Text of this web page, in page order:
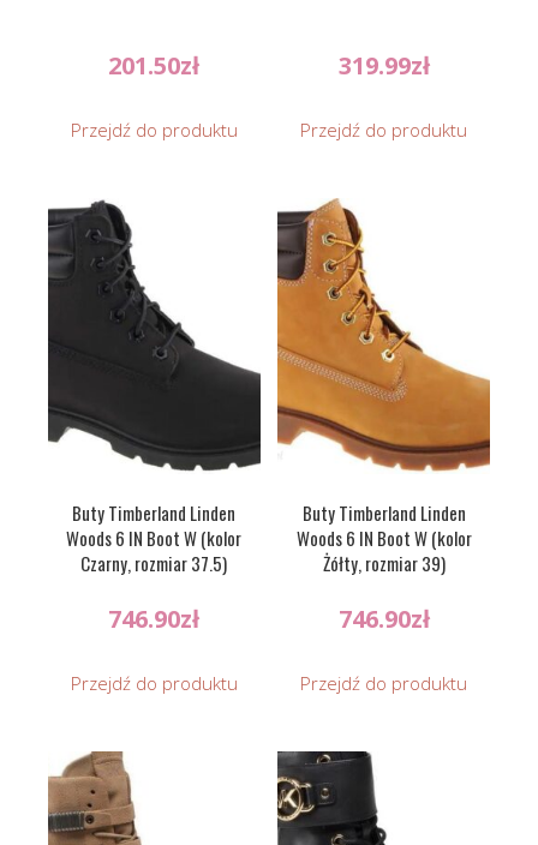
201.50zł
Przejdź do produktu
319.99zł
Przejdź do produktu
Buty Timberland Linden
Woods 6 IN Boot W (kolor
Czarny, rozmiar 37.5)
746.90zł
Przejdź do produktu
Buty Timberland Linden
Woods 6 IN Boot W (kolor
Żółty, rozmiar 39)
746.90zł
Przejdź do produktu